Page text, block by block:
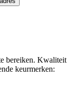
bereiken. Kwaliteit
keurmerken: